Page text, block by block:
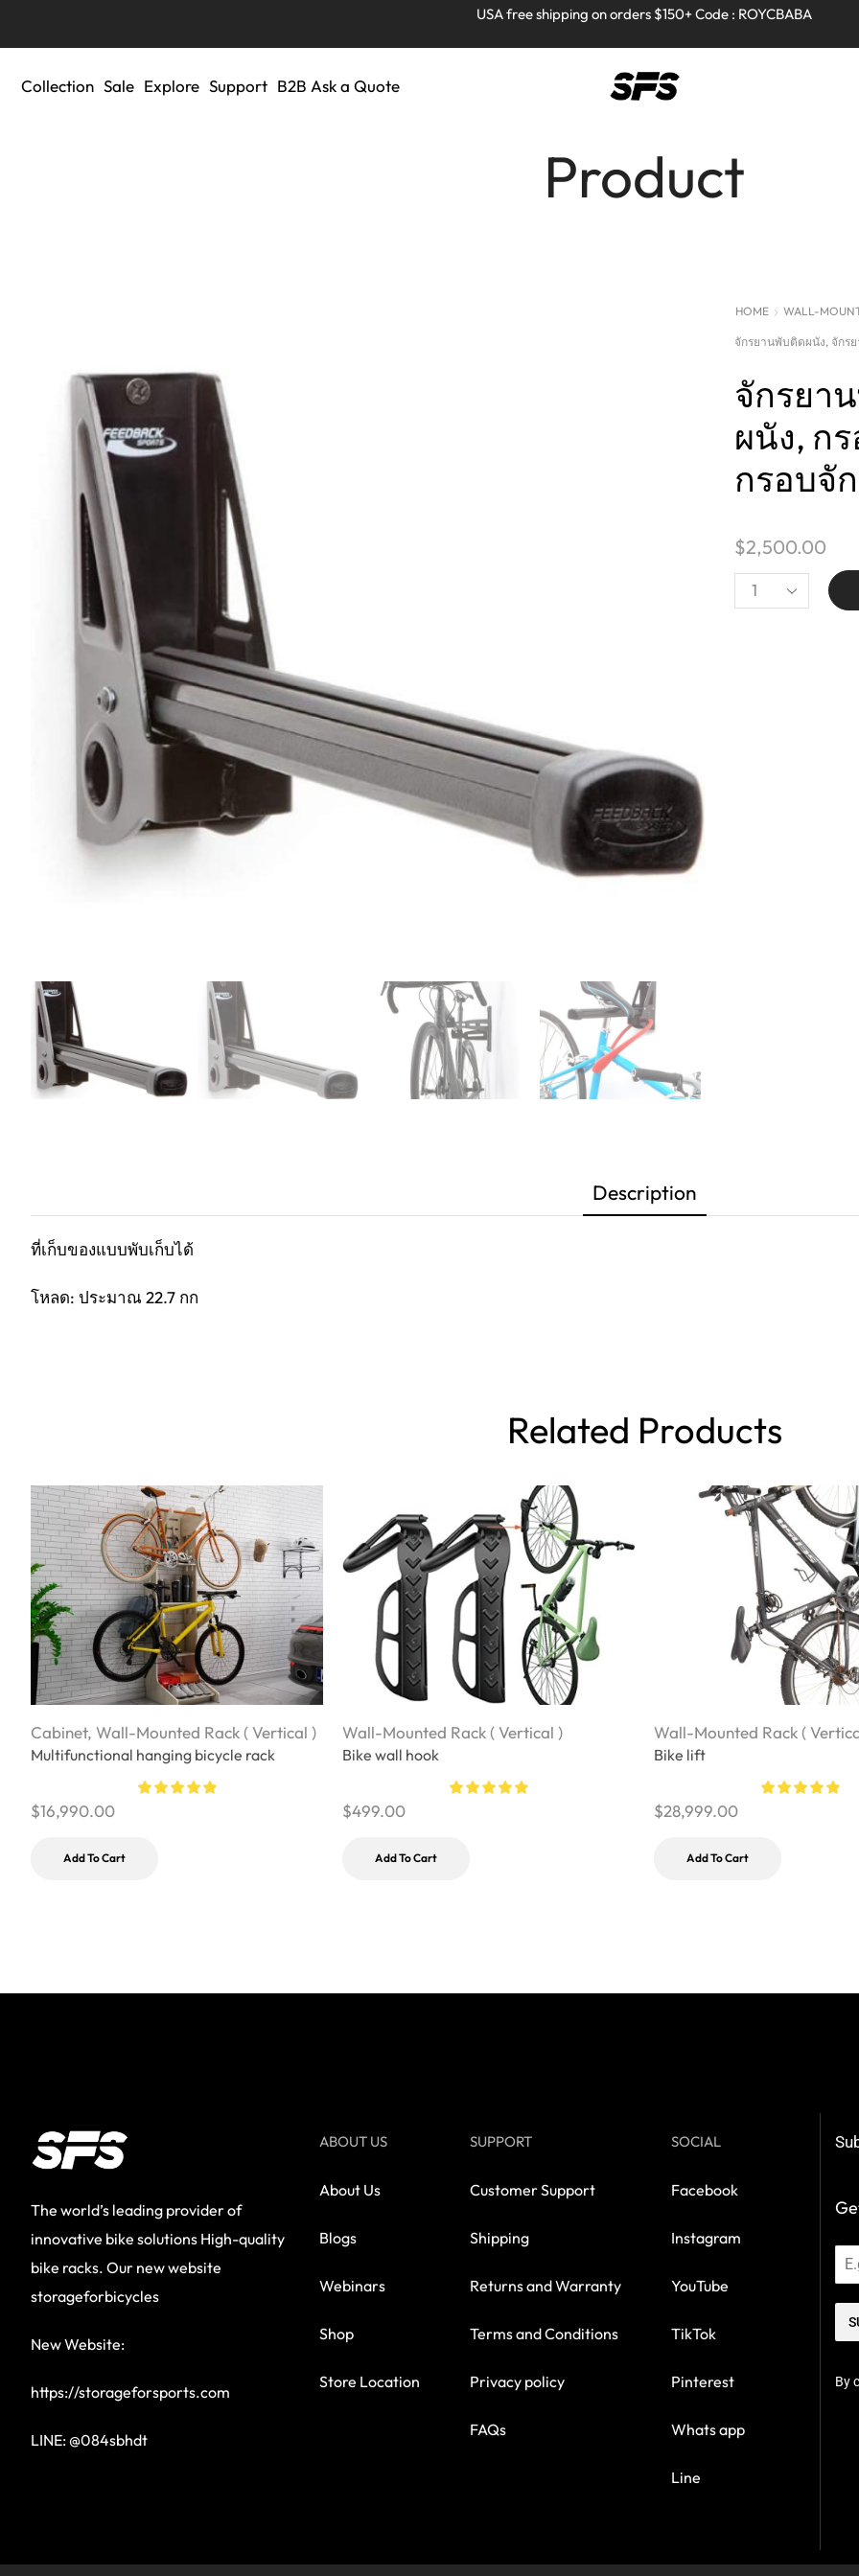
Full refund on any products!
USA free shipping on orders $150+ Code : ROYCBABA
Full refund on any products!
USA free shipping on orders $150+ Code : ROYCBABA
Collection Sale Explore Support B2B Ask a Quote
Product
HOME WALL-
จักรยานพับติดผนัง, จักร
จักรยา
ผนัง, ก
กรอบจั
$2,500.00
Description
ที่เก็บของแบบพับเก็บได้
โหลด: ประมาณ 22.7 กก
Related Products
Cabinet, Wall-Mounted Rack ( Vertical )
Multifunctional hanging bicycle rack
$16,990.00
Add To Cart
Wall-Mounted Rack ( Vertical )
Bike wall hook
$499.00
Add To Cart
Wall-Mounted Rack (
Bike lift
$28,999.00
Add To Cart
The world’s leading provider of
innovative bike solutions High-quality
bike racks. Our new website
storageforbicycles
New Website:
https://storageforsports.com
LINE: @084sbhdt
ABOUT US
About Us
Blogs
Webinars
Shop
Store Location
SUPPORT
Customer Support
Shipping
Returns and Warranty
Terms and Conditions
Privacy policy
FAQs
SOCIAL
Facebook
Instagram
YouTube
TikTok
Pinterest
Whats app
Line
By